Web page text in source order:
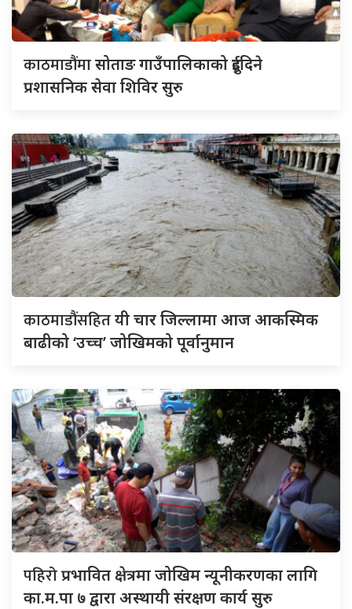
काठमाडौंमासोताङ गाउँपालिकाको दुईदिने
प्रशासनिक सेवा शिविर सुरु
काठमाडौंसहितयी चार जिल्लामा आज आकस्मिक
बाढीको ‘उच्च’ जोखिमको पूर्वानुमान
पहिरोप्रभावित क्षेत्रमा जोखिम न्यूनीकरणका लागि
का.म.पा ७ द्वारा अस्थायी संरक्षण कार्य सुरु